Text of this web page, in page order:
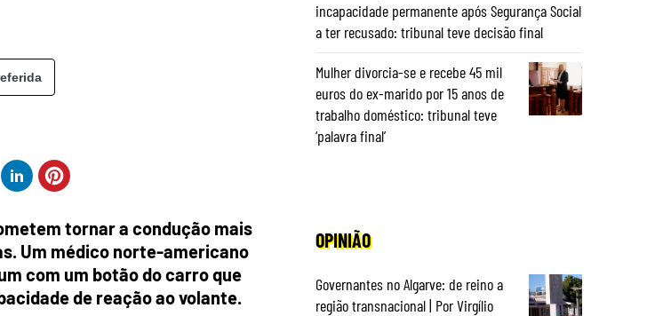
tornar a condução mais
Um médico norte-americano
com um botão do carro que
de reação ao volante.
incapacidade permanente após Segurança Social
a ter recusado: tribunal teve decisão final
Mulher divorcia-se e recebe 45 mil
euros do ex-marido por 15 anos de
trabalho doméstico: tribunal teve
‘palavra final’
OPINIÃO
Governantes no Algarve: de reino a
região transnacional | Por Virgílio